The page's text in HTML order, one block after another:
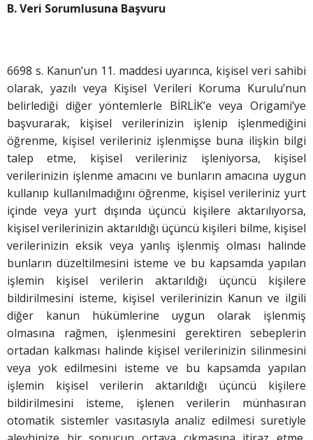
B. Veri Sorumlusuna Başvuru
6698 s. Kanun’un 11. maddesi uyarınca, kişisel veri sahibi
olarak, yazılı veya Kişisel Verileri Koruma Kurulu’nun
belirlediği diğer yöntemlerle BİRLİK’e veya Origami’ye
başvurarak, kişisel verilerinizin işlenip işlenmediğini
öğrenme, kişisel verileriniz işlenmişse buna ilişkin bilgi
talep etme, kişisel verileriniz işleniyorsa, kişisel
verilerinizin işlenme amacını ve bunların amacına uygun
kullanıp kullanılmadığını öğrenme, kişisel verileriniz yurt
içinde veya yurt dışında üçüncü kişilere aktarılıyorsa,
kişisel verilerinizin aktarıldığı üçüncü kişileri bilme, kişisel
verilerinizin eksik veya yanlış işlenmiş olması halinde
bunların düzeltilmesini isteme ve bu kapsamda yapılan
işlemin kişisel verilerin aktarıldığı üçüncü kişilere
bildirilmesini isteme, kişisel verilerinizin Kanun ve ilgili
diğer kanun hükümlerine uygun olarak işlenmiş
olmasına rağmen, işlenmesini gerektiren sebeplerin
ortadan kalkması halinde kişisel verilerinizin silinmesini
veya yok edilmesini isteme ve bu kapsamda yapılan
işlemin kişisel verilerin aktarıldığı üçüncü kişilere
bildirilmesini isteme, işlenen verilerin münhasıran
otomatik sistemler vasıtasıyla analiz edilmesi suretiyle